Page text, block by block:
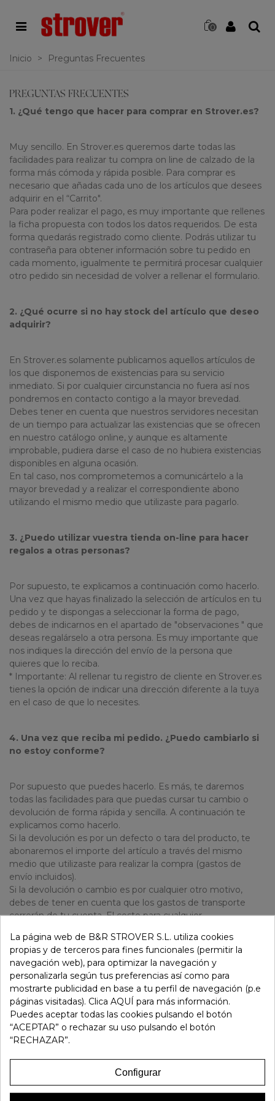
0
Inicio > Preguntas Frecuentes
PREGUNTAS FRECUENTES
1. ¿Qué tengo que hacer para comprar en Strover.es?
Muy sencillo. En Strover.es queremos darte todas las
facilidades para realizar tu compra on line de calzado de la
forma más cómoda y rápida posible. Para comprar es
necesario que añadas cada uno de los artículos que desees
adquirir en el “Carrito".
Para poder realizar el pago, es muy importante que rellenes
la ficha propuesta con todos los datos requeridos. De esta
forma quedarás registrado como cliente. Podrás utilizar tu
contraseña para obtener información sobre tu pedido en
cada momento, igualmente te permitirá procesar cualquier
otro pedido sin necesidad de volver a rellenar el formulario.
2. ¿Qué ocurre si no hay stock del artículo que deseo
adquirir?
En Strover.es solamente publicamos aquellos artículos de
los que disponemos de existencias para su servicio
inmediato. Si por cualquier circunstancia no fuera así nos
pondremos en contacto contigo a la mayor brevedad.
Debes tener en cuenta que nuestros servidores necesitan
de un tiempo para actualizar las existencias que se ofrecen
en nuestro catálogo online, y aunque es altamente
improbable, pudiera darse el caso de no hubiera existencias
disponibles en alguna ocasión.
En tal caso, nos comprometemos a comunicártelo a la
mayor brevedad y a realizar el correspondiente abono
utilizando el mismo medio que utilizaste para pagarlo.
3. ¿Puedo utilizar vuestra tienda on-line para hacer
regalos a otras personas?
Por supuesto, te explicamos a continuación como hacerlo.
Una vez que hayas finalizado la selección de artículos en tu
pedido y te dispongas a seleccionar la forma de pago,
debes de indicarnos en el apartado de "observaciones " que
deseas regalárselo a otra persona. Es muy importante que
nos indiques la dirección del envío de la persona que
quieres que lo reciba.
* Importante: Al rellenar tu registro de cliente en Strover.es
tienes la opción de indicar una dirección diferente a la tuya
en el caso de que lo necesites.
4. Una vez que reciba mi pedido. ¿Puedo cambiarlo si
no estoy conforme?
Por supuesto que puedes hacerlo. Es más, te daremos
todas las facilidades para que puedas cursar tu cambio o
devolución de forma rápida y sencilla. A continuación te
explicamos como hacerlo.
Si la devolución es por un defecto o tara del producto, te
abonaremos el importe del artículo a través del mismo
medio que utilizaste para realizar la compra (gastos de
envío incluidos).
Si la devolución o cambio es por cualquier otro motivo,
debes de tener en cuenta que los gastos de transporte
correrán de tu cuenta. El coste para cualquier
En ambos casos, la devolución se efectuará una vez que
hayamos recibido el producto.
Muy importante, el importe de la devolución será la del
producto comprado quedando exentos de devolución los
gastos de transporte, salvo en casos de devolución por tara
o defecto del artículo.
5. ¿Puedo realizar un pedido y recogerlo en una
Por supuesto! Puedes realizar tu pedido en nuestra tienda
La página web de B&R STROVER S.L. utiliza cookies
propias y de terceros para fines funcionales (permitir la
navegación web), para optimizar la navegación y
personalizarla según tus preferencias así como para
mostrarte publicidad en base a tu perfil de navegación (p.e
páginas visitadas). Clica AQUÍ para más información.
Puedes aceptar todas las cookies pulsando el botón
“ACEPTAR” o rechazar su uso pulsando el botón
“RECHAZAR”.
Configurar